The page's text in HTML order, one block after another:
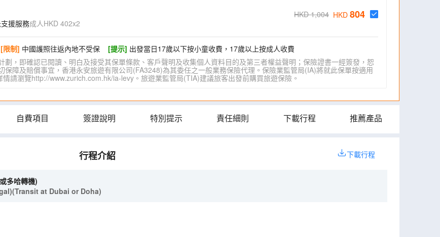
援服務成人HKD 402x2
HKD 1,004 HKD 804
[限制] 中國護照往返內地不受保 [提示] 出發當日17歲以下按小童收費，17歲以上按成人收費
，即確認已閱讀、明白及接受其保單條款、客戶聲明及收集個人資料目的及第三者權益聲明；保險證書一經簽發，恕
障及賠償事宜，香港永安旅遊有限公司(FA3248)為其委任之一般業務保險代理。保險業監管局(IA)將就此保單按適用
請瀏覽http://www.zurich.com.hk/ia-levy。旅遊業監管局(TIA)建議旅客出發前購買旅遊保險。
自費項目 簽證說明 特別提示 責任細則 下載行程 推薦產品
行程介紹 下載行程
多哈轉機)
at Dubai or Doha)